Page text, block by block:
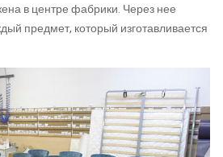
в центре фабрики. Через нее
предмет, который изготавливается